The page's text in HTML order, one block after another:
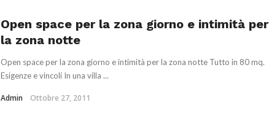
Open space per la zona giorno e intimità per
la zona notte
Open space per la zona giorno e intimità per la zona notte Tutto in 80 mq.
Esigenze e vincoli In una villa ...
Admin Ottobre 27, 2011